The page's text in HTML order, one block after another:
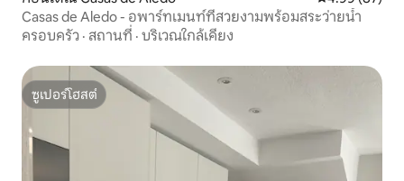
Casas de Aledo - อพาร์ทเมนท์ที่สวยงามพร้อมสระว่ายน้ำ
ครอบครัว · สถานที่ · บริเวณใกล้เคียง
ซูเปอร์โฮสต์
ซูเปอร์โฮสต์